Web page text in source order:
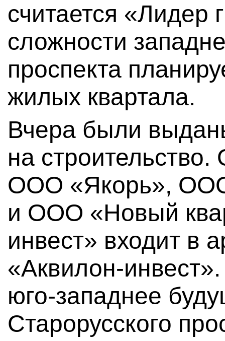
считается «Лидер
сложности
проспекта
жилых квартала.
Вчера были
на
ООО «Якорь»,
и ООО «Новый
инвест» входит в
«Аквилон-
юго-западнее
Старорусского